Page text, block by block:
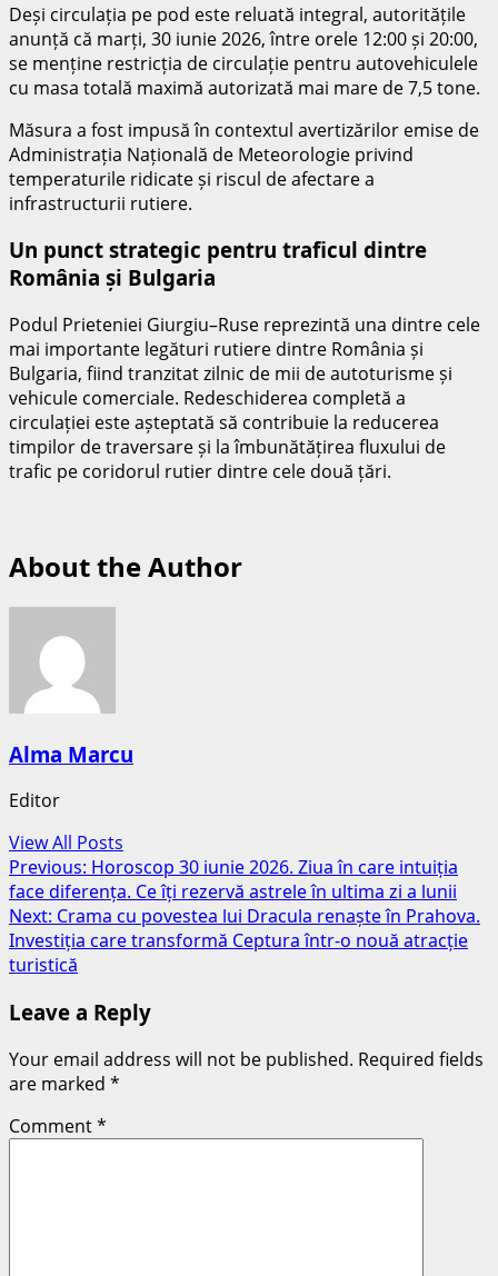
Deși circulația pe pod este reluată integral, autoritățile
anunță că marți, 30 iunie 2026, între orele 12:00 și 20:00,
se menține restricția de circulație pentru autovehiculele
cu masa totală maximă autorizată mai mare de7,5 tone.
Măsura a fost impusă în contextul avertizărilor emise de
Administrația Națională de Meteorologie privind
temperaturile ridicate și riscul de afectare a
infrastructurii rutiere.
Un punct strategic pentru traficul dintre
România și Bulgaria
Podul Prieteniei Giurgiu–Ruse reprezintă una dintre cele
mai importante legături rutiere dintre România și
Bulgaria, fiind tranzitat zilnic de mii de autoturisme și
vehicule comerciale. Redeschiderea completă a
circulației este așteptată să contribuie la reducerea
timpilor de traversare și la îmbunătățirea fluxului de
trafic pe coridorul rutier dintre cele două țări.
About the Author
Alma Marcu
Editor
View All Posts
Post
navigation
Previous: Horoscop 30 iunie 2026. Ziua în care intuiția
face diferența. Ce îți rezervă astrele în ultima zi a lunii
Next: Crama cu povestea lui Dracula renaște în Prahova.
Investiția care transformă Ceptura într-o nouă atracție
turistică
Leave a Reply
Your email address will not be published. Required fields
are marked *
Comment*